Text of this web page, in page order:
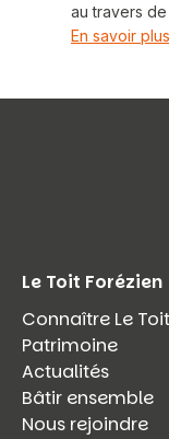
au travers de
En savoir plus
Le Toit Forézien
Connaître Le
Patrimoine
Actualités
Bâtir ensemble
Nous rejoindre